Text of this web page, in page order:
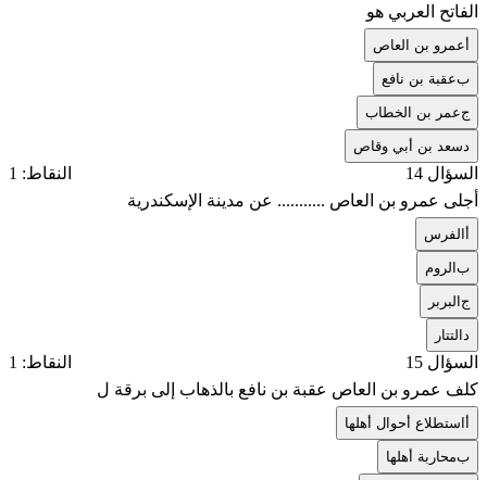
الفاتح العربي هو
عمرو بن العاص
بعقبة بن نافع
جعمر بن الخطاب
سعد بن أبي وقاص
السؤال 14
النقاط: 1
أجلى عمرو بن العاص ........... عن مدينة الإسكندرية
الفرس
بالروم
جالبربر
التتار
السؤال 15
النقاط: 1
كلف عمرو بن العاص عقبة بن نافع بالذهاب إلى برقة ل
استطلاع أحوال أهلها
بمحاربة أهلها